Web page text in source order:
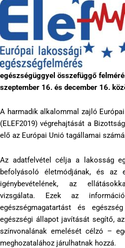
egészségüggyel összefüggő
szeptember 16. és december 16.
A harmadik alkalommal zajló
(ELEF2019) végrehajtását a
elő az Európai Unió tagállamai
Az adatfelvétel célja a lakosság
befolyásoló életmódjának, és az
igénybevételének, az
vizsgálata. Ezek az
egészségmagatartást és
egészségi állapot javítását segítő,
színvonalának emelését célzó –
meghozatalához járulhatnak hozzá.